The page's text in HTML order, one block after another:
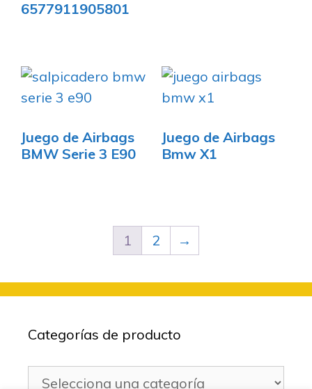
6577911905801
Juego de Airbags
BMW Serie 3 E90
Juego de Airbags
Bmw X1
1 2 →
Categorías de producto